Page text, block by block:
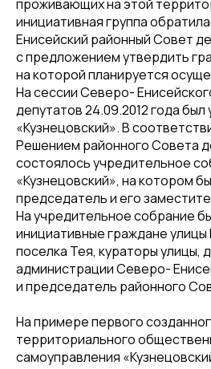
проживающих на этой
инициативная группа
Енисейский районный Совет
с предложением утвердить
на которой планируется
На сессии Северо-
депутатов 24.09.2012 года
«Кузнецовский». В
Решением районного Совета
состоялось учредительное
«Кузнецовский», на котором
председатель и его
На учредительное собрание
инициативные граждане улицы
поселка Тея, кураторы улицы,
администрации Северо-
и председатель районного
На примере первого
территориального
самоуправления